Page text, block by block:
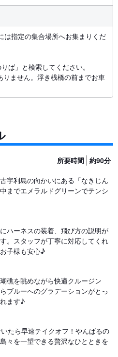
は指定の集合場所へお集まりくだ
ば」と検索してください。
ません。浮き桟橋の前までお車
所要時間 約90分
宇利島の向かいにある「なきじん
までエメラルドグリーンでテンシ
ハーネスの装着、飛び方の説明が
。スタッフが丁寧に対応してくれ
子様も安心♪
礁を眺めながら快適クルージン
ブルーへのグラデーションがとっ
ます♪
たら早速テイクオフ！やんばるの
々を一望できる贅沢なひとときを